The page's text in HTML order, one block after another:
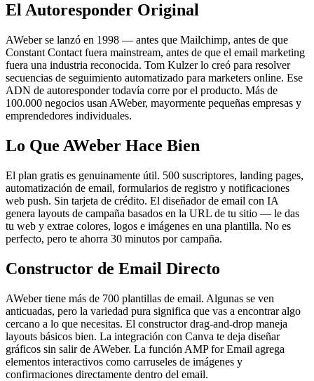
El Autoresponder Original
AWeber se lanzó en 1998 — antes que Mailchimp, antes de que
Constant Contact fuera mainstream, antes de que el email marketing
fuera una industria reconocida. Tom Kulzer lo creó para resolver
secuencias de seguimiento automatizado para marketers online. Ese
ADN de autoresponder todavía corre por el producto. Más de
100.000 negocios usan AWeber, mayormente pequeñas empresas y
emprendedores individuales.
Lo Que AWeber Hace Bien
El plan gratis es genuinamente útil. 500 suscriptores, landing pages,
automatización de email, formularios de registro y notificaciones
web push. Sin tarjeta de crédito. El diseñador de email con IA
genera layouts de campaña basados en la URL de tu sitio — le das
tu web y extrae colores, logos e imágenes en una plantilla. No es
perfecto, pero te ahorra 30 minutos por campaña.
Constructor de Email Directo
AWeber tiene más de 700 plantillas de email. Algunas se ven
anticuadas, pero la variedad pura significa que vas a encontrar algo
cercano a lo que necesitas. El constructor drag-and-drop maneja
layouts básicos bien. La integración con Canva te deja diseñar
gráficos sin salir de AWeber. La función AMP for Email agrega
elementos interactivos como carruseles de imágenes y
confirmaciones directamente dentro del email.